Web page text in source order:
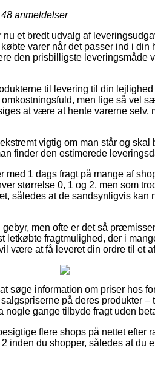
48 anmeldelser
et bredt udvalg af
varer når det passer ind i
den prisbilligste leveringsmåde
til levering til din
men lige så vel
at være at hente varerne selv,
vigtig om man står og skal
finder den estimerede
med 1 dags fragt på mange af
størrelse 0, 1 og 2, men som
således at de sandsynligvis kan
men ofte er det så
letkøbte fragtmulighed, der i
være at få leveret din ordre til et
søge information om priser hos
på deres produkter –
nogle gange tilbyde fragt uden
flere shops på nettet
inden du shopper, således at du